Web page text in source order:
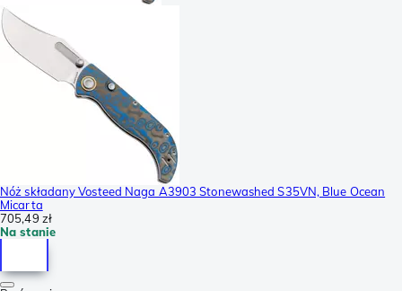
Nóż składany Vosteed Naga A3903 Stonewashed S35VN, Blue Ocean
Micarta
705,49 zł
Na stanie